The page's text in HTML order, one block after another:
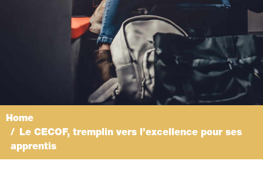
Home
Le CECOF, tremplin vers l’excellence pour ses
apprentis